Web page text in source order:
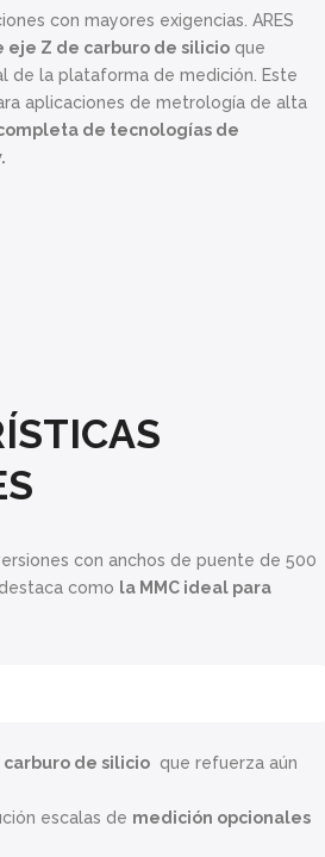
con mayores exigencias. ARES
eje Z de carburo de silicio que
de la plataforma de medición. Este
aplicaciones de metrología de alta
de tecnologías de
con anchos de puente de 500
como la MMC ideal para
de silicio que refuerza aún
escalas de medición opcionales